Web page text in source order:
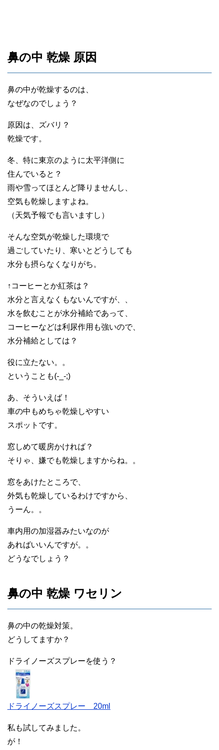
鼻の中 乾燥 原因
鼻の中が乾燥するのは、
なぜなのでしょう？
原因は、ズバリ？
乾燥です。
冬、特に東京のように太平洋側に
住んでいると？
雨や雪ってほとんど降りませんし、
空気も乾燥しますよね。
（天気予報でも言いますし）
そんな空気が乾燥した環境で
過ごしていたり、寒いとどうしても
水分も摂らなくなりがち。
↑コーヒーとか紅茶は？
水分と言えなくもないんですが、、
水を飲むことが水分補給であって、
コーヒーなどは利尿作用も強いので、
水分補給としては？
役に立たない。。
ということも(-_-;)
あ、そういえば！
車の中もめちゃ乾燥しやすい
スポットです。
窓しめて暖房かければ？
そりゃ、嫌でも乾燥しますからね。。
窓をあけたところで、
外気も乾燥しているわけですから、
うーん。。
車内用の加湿器みたいなのが
あればいいんですが。。
どうなでしょう？
鼻の中 乾燥 ワセリン
鼻の中の乾燥対策。
どうしてますか？
ドライノーズスプレーを使う？
ドライノーズスプレー 20ml
私も試してみました。
が！